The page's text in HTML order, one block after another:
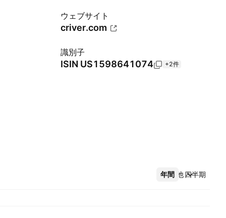
ウェブサイト
criver.com
識別子
ISIN US1598641074 +2件
年間 四半期
その他